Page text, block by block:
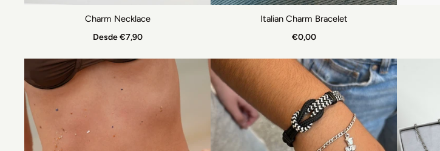
Charm Necklace
Desde €7,90
Italian Charm Bracelet
€0,00